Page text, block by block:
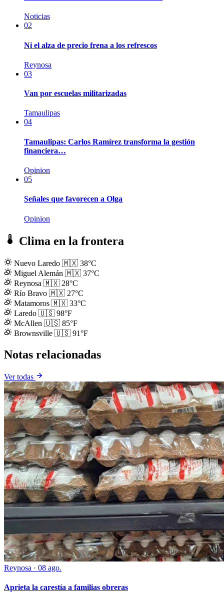
Noticias
02
Ni el alza de precio frena a los refrescos
Reynosa
03
Van por escuelas militarizadas
Tamaulipas
04
Tamaulipas: Carlos Ramírez transforma la gestión
financiera…
Opinion
05
Señales que favorecen a Olga
Opinion
Clima en la frontera
Nuevo Laredo 🇲🇽 38°C
Miguel Alemán 🇲🇽 37°C
Reynosa 🇲🇽 28°C
Río Bravo 🇲🇽 27°C
Matamoros 🇲🇽 33°C
Laredo 🇺🇸 98°F
McAllen 🇺🇸 85°F
Brownsville 🇺🇸 91°F
Notas relacionadas
Ver todas
Reynosa · 08 ago.
Aprieta la carestía a familias obreras